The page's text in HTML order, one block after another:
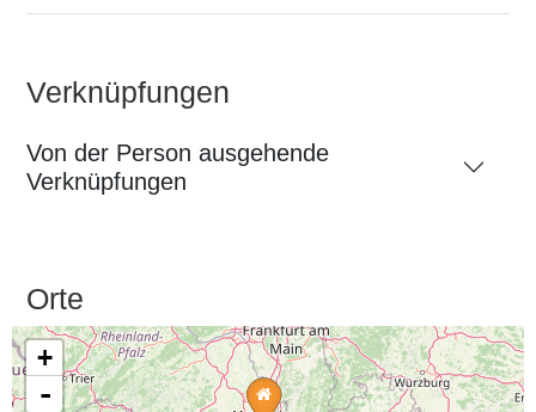
Verknüpfungen
Von der Person ausgehende
Verknüpfungen
Orte
+
-